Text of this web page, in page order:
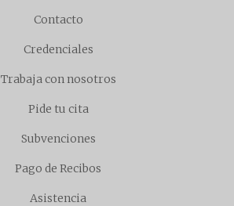
Contacto
Credenciales
Trabaja con nosotros
Pide tu cita
Subvenciones
Pago de Recibos
Asistencia